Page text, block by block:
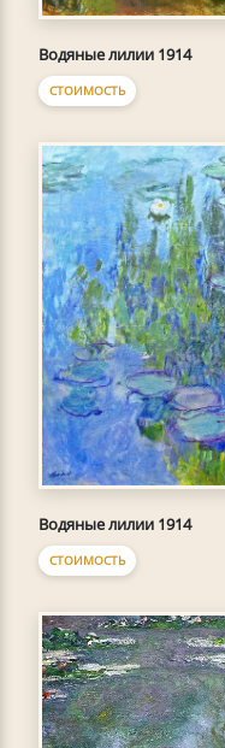
Водяные лилии 1914
СТОИМОСТЬ
Водяные лилии 1914
СТОИМОСТЬ